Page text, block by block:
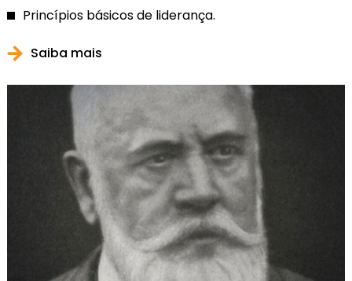
Princípios básicos de liderança.
Saiba mais